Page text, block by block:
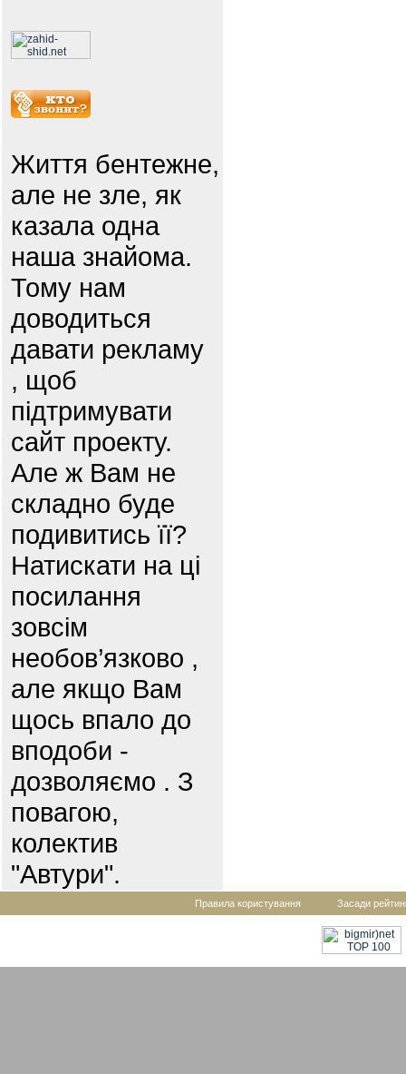
Життя бентежне,
але не зле, як
казала одна
наша знайома.
Тому нам
доводиться
давати рекламу
, щоб
підтримувати
сайт проекту.
Але ж Вам не
складно буде
подивитись її?
Натискати на ці
посилання
зовсім
необов’язково ,
але якщо Вам
щось впало до
вподоби -
дозволяємо . З
повагою,
колектив
"Автури".
Правила користування Засади